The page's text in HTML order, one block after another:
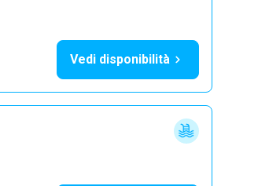
Vedi disponibilità